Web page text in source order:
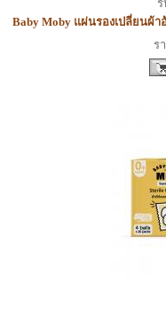
Baby Moby แผ่นรองเปลี่ยนผ้า
ร